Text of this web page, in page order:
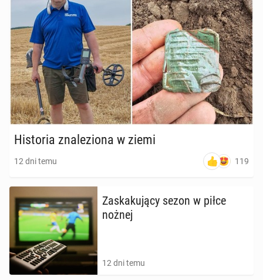
Hi­sto­ria zna­le­zio­na w ziemi
12 dni temu 119
Za­ska­ku­ją­cy sezon w piłce
nożnej
12 dni temu